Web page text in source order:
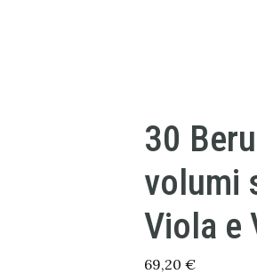
30
volumi
Viola e
69,20 €